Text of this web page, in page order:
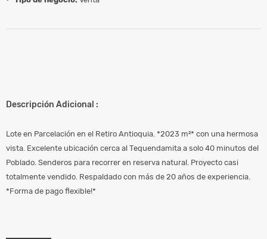
Descripción Adicional :
Lote en Parcelación en el Retiro Antioquia. *2023 m²* con una hermosa
vista. Excelente ubicación cerca al Tequendamita a solo 40 minutos del
Poblado. Senderos para recorrer en reserva natural. Proyecto casi
totalmente vendido. Respaldado con más de 20 años de experiencia.
*Forma de pago flexible!*